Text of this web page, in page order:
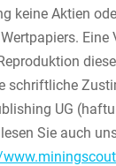
keine Aktien
Eine
schriftliche
UG
Sie auch